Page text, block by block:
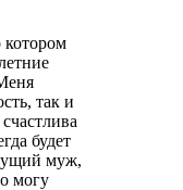
котором
так и
будет
муж,
могу